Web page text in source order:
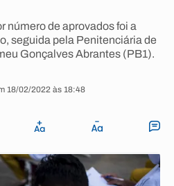
número de aprovados foi a
seguida pela Penitenciária de
Gonçalves Abrantes (PB1).
18/02/2022 às 18:48